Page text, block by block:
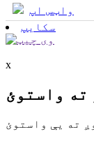
واټس اپ
سکایپ
x
ته یې واستوئ